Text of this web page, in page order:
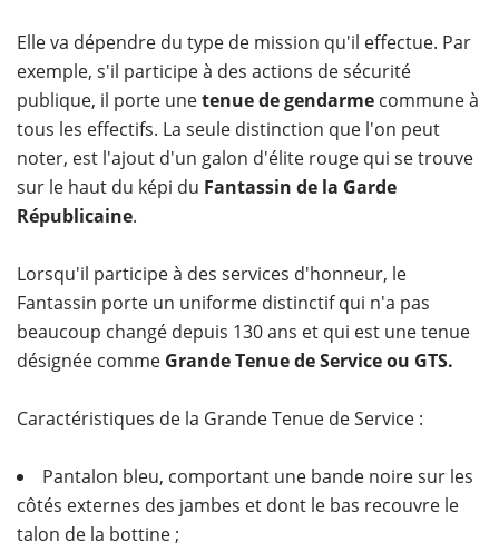
Elle va dépendre du type de mission qu'il effectue. Par
exemple, s'il participe à des actions de sécurité
publique, il porte unetenue de gendarme commune à
tous les effectifs. La seule distinction que l'on peut
noter, est l'ajout d'un galon d'élite rouge qui se trouve
sur le haut du képi du Fantassin de la Garde
Républicaine.
Lorsqu'il participe à des services d'honneur, le
Fantassin porte un uniforme distinctif qui n'a pas
beaucoup changé depuis 130 ans et qui est une tenue
désignée comme Grande Tenue de Service ou GTS.
Caractéristiques de la Grande Tenue de Service :
Pantalon bleu, comportant une bande noire sur les
côtés externes des jambes et dont le bas recouvre le
talon de la bottine ;